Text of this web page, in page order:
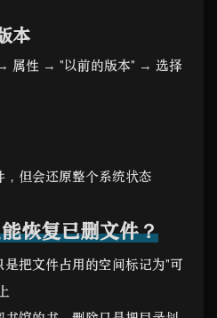
本
属性 → "以前的版本" → 选择
但会还原整个系统状态
恢复已删文件？
是把文件占用的空间标记为"可